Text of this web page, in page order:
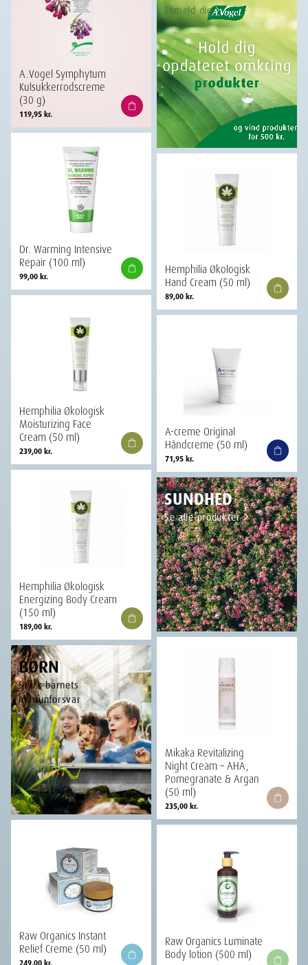
A.Vogel Symphytum
Kulsukkerrodscreme
(30 g)
119,95kr.
Tilmeld dig
Dr. Warming Intensive
Repair (100 ml)
99,00kr. Hemphilia Økologisk
Hand Cream (50 ml)
89,00kr.
Hemphilia Økologisk
Moisturizing Face
Cream (50 ml)
239,00kr.
A-creme Original
Håndcreme (50 ml)
71,95kr.
Hemphilia Økologisk
Energizing Body Cream
(150 ml)
189,00kr.
SUNDHED
Se alle produkter
Mikaka Revitalizing
Night Cream – AHA,
Pomegranate & Argan
(50 ml)
235,00kr.
BØRN
Styrk barnets
immunforsvar
Raw Organics Instant
Relief Creme (50 ml)
249,00kr.
Raw Organics Luminate
Body lotion (500 ml)